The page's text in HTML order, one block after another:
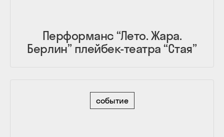
Перформанс “Лето. Жара.
Берлин” плейбек-театра “Стая”
событие